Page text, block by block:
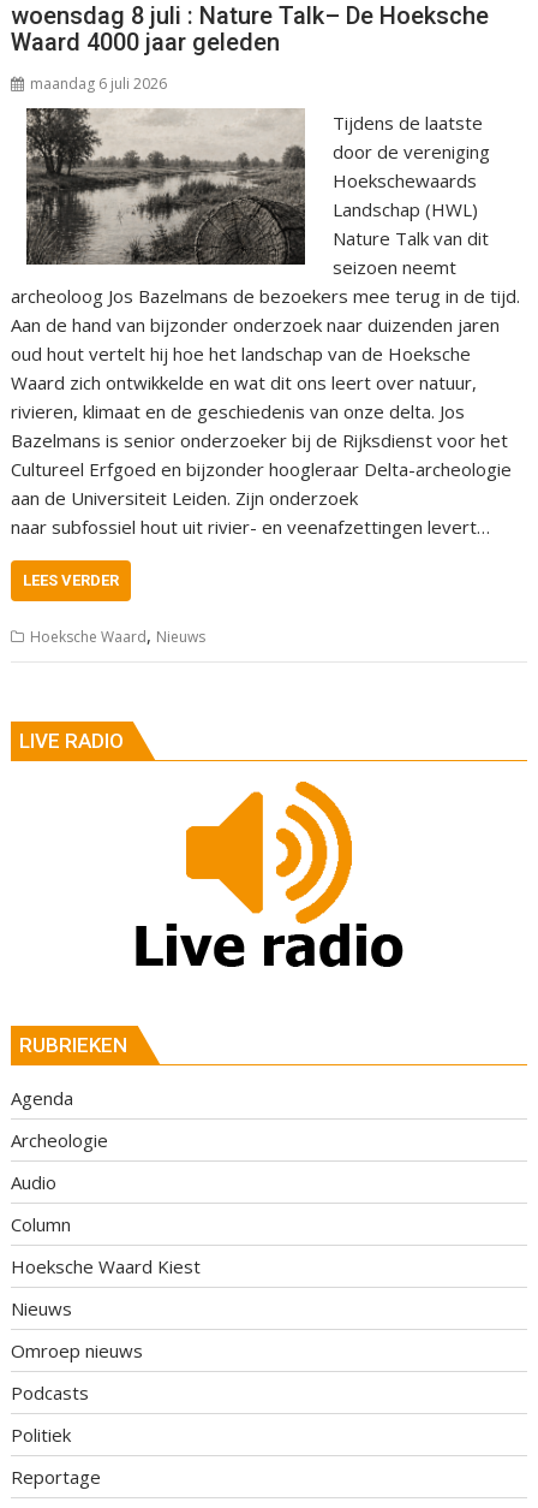
woensdag 8 juli : Nature Talk– De Hoeksche
Waard 4000 jaar geleden
maandag 6 juli 2026
Tijdens de laatste
door de vereniging
Hoekschewaards
Landschap (HWL)
Nature Talk van dit
seizoen neemt
archeoloog Jos Bazelmans de bezoekers mee terug in de tijd.
Aan de hand van bijzonder onderzoek naar duizenden jaren
oud hout vertelt hij hoe het landschap van de Hoeksche
Waard zich ontwikkelde en wat dit ons leert over natuur,
rivieren, klimaat en de geschiedenis van onze delta. Jos
Bazelmans is senior onderzoeker bij de Rijksdienst voor het
Cultureel Erfgoed en bijzonder hoogleraar Delta-archeologie
aan de Universiteit Leiden. Zijn onderzoek
naar subfossiel hout uit rivier- en veenafzettingen levert…
LEES VERDER
Hoeksche Waard, Nieuws
LIVE RADIO
RUBRIEKEN
Agenda
Archeologie
Audio
Column
Hoeksche Waard Kiest
Nieuws
Omroep nieuws
Podcasts
Politiek
Reportage